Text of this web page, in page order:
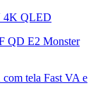
4K QLED
QD E2 Monster
tela Fast VA e